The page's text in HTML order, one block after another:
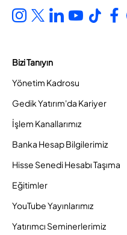
Bizi Tanıyın
Yönetim Kadrosu
Gedik Yatırım'da Kariyer
İşlem Kanallarımız
Banka Hesap Bilgilerimiz
Hisse Senedi Hesabı Taşıma
Eğitimler
YouTube Yayınlarımız
Yatırımcı Seminerlerimiz